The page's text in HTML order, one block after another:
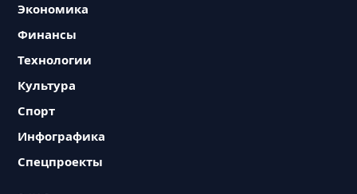
Экономика
Финансы
Технологии
Культура
Спорт
Инфографика
Спецпроекты